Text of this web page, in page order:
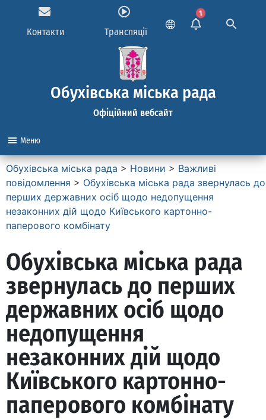
Контакти Трансляції
1
Обухівська міська рада
Офіційний вебсайт
Меню
Обухівська міська рада > Новини > Важливі
повідомлення > Обухівська міська рада звернулась до
перших державних осіб щодо недопущення
незаконних дій щодо Київського картонно-
паперового комбінату
Обухівська міська рада
звернулась до перших
державних осіб щодо
недопущення
незаконних дій щодо
Київського картонно-
паперового комбінату